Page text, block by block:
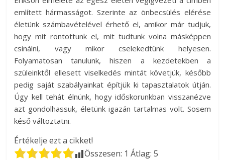
említett hármasságot. Szerinte az önbecsülés elérése
életünk számbavételével érhető el, amikor már tudjuk,
hogy mit rontottunk el, mit tudtunk volna másképpen
csinálni, vagy mikor cselekedtünk helyesen.
Folyamatosan tanulunk, hiszen a kezdetekben a
szüleinktől ellesett viselkedés mintát követjük, később
pedig saját szabályainkat építjük ki tapasztalatok útján.
Úgy kell tehát élnünk, hogy időskorunkban visszanézve
azt gondolhassuk, életünk igazán tartalmas volt. Sosem
késő változtatni.
Értékelje ezt a cikket!
Összesen: 1 Átlag:5